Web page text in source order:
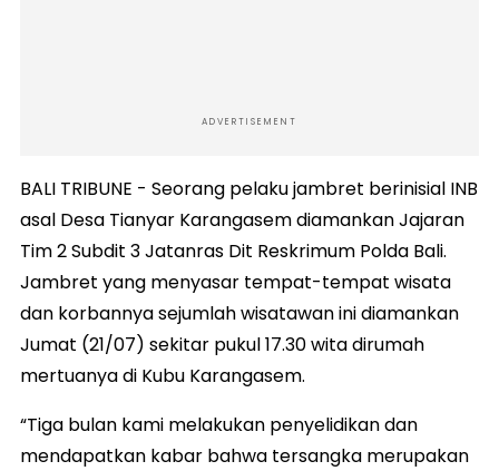
ADVERTISEMENT
BALI TRIBUNE - Seorang pelaku jambret berinisial INB
asal Desa Tianyar Karangasem diamankan Jajaran
Tim 2 Subdit 3 Jatanras Dit Reskrimum Polda Bali.
Jambret yang menyasar tempat-tempat wisata
dan korbannya sejumlah wisatawan ini diamankan
Jumat (21/07) sekitar pukul 17.30 wita dirumah
mertuanya di Kubu Karangasem.
“Tiga bulan kami melakukan penyelidikan dan
mendapatkan kabar bahwa tersangka merupakan